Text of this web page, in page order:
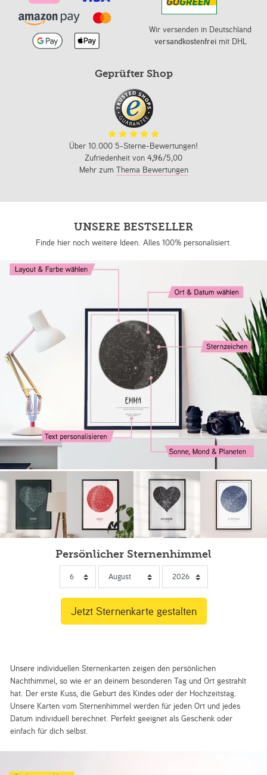
Wir versenden in Deutschland
versandkostenfreimit DHL
Geprüfter Shop
Über 10.000 5-Sterne-Bewertungen!
Zufriedenheit von 4,96/5,00
Mehr zum Thema Bewertungen
UNSERE BESTSELLER
Finde hier noch weitere Ideen. Alles 100% personalisiert.
Persönlicher Sternenhimmel
Unsere individuellen Sternenkarten zeigen den persönlichen
Nachthimmel, so wie er an deinem besonderen Tag und Ort gestrahlt
hat. Der erste Kuss, die Geburt des Kindes oder der Hochzeitstag.
Unsere Karten vom Sternenhimmel werden für jeden Ort und jedes
Datum individuell berechnet. Perfekt geeignet als Geschenk oder
einfach für dich selbst.